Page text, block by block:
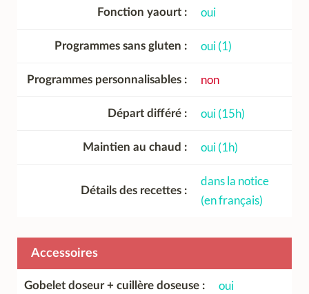
Fonction yaourt oui
Programmes sans gluten oui (1)
Programmes personnalisables non
Départ différé oui (15h)
Maintien au chaud oui (1h)
Détails des recettes
dans la notice
(en français)
Accessoires
Gobelet doseur + cuillère doseuse oui